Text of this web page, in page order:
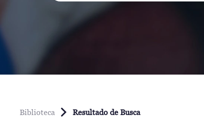
Biblioteca Resultado de Busca